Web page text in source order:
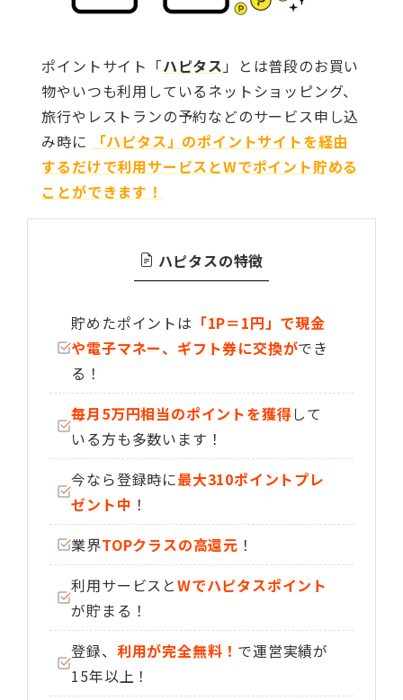
ポイントサイト「ハピタス 」とは普段のお買い
物やいつも利用しているネットショッピング、
旅行やレストランの予約などのサービス申し込
み時に
「ハピタス」のポイントサイトを経由
するだけで利用サービスとWでポイント貯める
ことができます！
ハピタスの特徴
貯めたポイントは 「1P＝1円」で現金
や電子マネー、ギフト券に交換ができ
る！
毎月5万円相当のポイントを獲得して
いる方も多数います！
今なら登録時に最大310ポイントプレ
ゼント中 ！
業界TOPクラスの高還元 ！
利用サービスとWでハピタスポイント
が貯まる！
登録、 利用が完全無料！ で運営実績が
15年以上！